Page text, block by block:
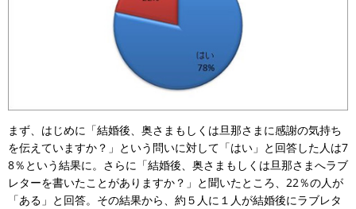
まず、はじめに「結婚後、奥さまもしくは旦那さまに感謝の気持ち
を伝えていますか？」という問いに対して「はい」と回答した人は7
8％という結果に。さらに「結婚後、奥さまもしくは旦那さまへラブ
レターを書いたことがありますか？」と聞いたところ、22％の人が
「ある」と回答。その結果から、約５人に１人が結婚後にラブレタ